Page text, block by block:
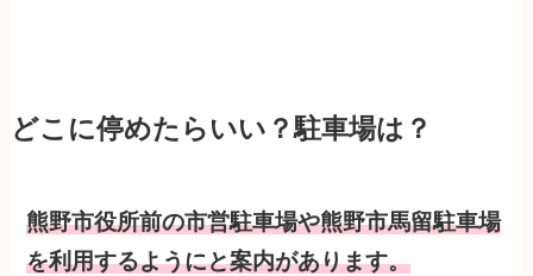
どこに停めたらいい？駐車場は？
熊野市役所前の市営駐車場や熊野市馬留駐車場
を利用するようにと案内があります。